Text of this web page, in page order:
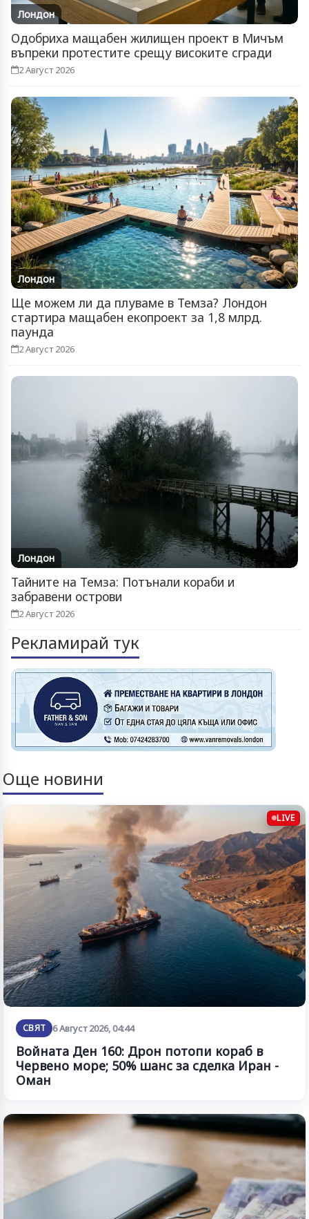
Лондон
Одобриха мащабен жилищен проект в Мичъм
въпреки протестите срещу високите сгради
2 Август 2026
Лондон
Ще можем ли да плуваме в Темза? Лондон
стартира мащабен екопроект за 1,8 млрд.
паунда
2 Август 2026
Лондон
Тайните на Темза: Потънали кораби и
забравени острови
2 Август 2026
Рекламирай тук
Още новини
LIVE
СВЯТ 6 Август 2026, 04:44
Войната Ден 160: Дрон потопи кораб в
Червено море; 50% шанс за сделка Иран -
Оман